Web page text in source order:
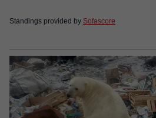
Standings provided by Sofascore